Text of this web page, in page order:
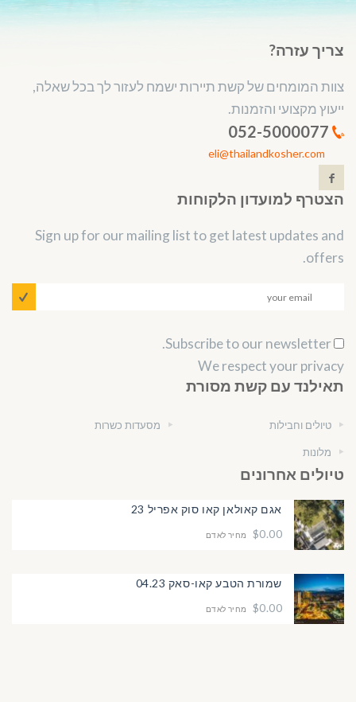
צריך עזרה?
צוות המומחים של קשת תיירות ישמח לעזור לך בכל שאלה,
ייעוץ מקצועי והזמנות.
eli@thailandkosher.com
הצטרף למועדון הלקוחות
Sign up for our mailing list to get latest updates and
offers.
We respect your privacy
תאילנד עם קשת מסורת
טיולים וחבילות
מלונות
מסעדות כשרות
טיולים אחרונים
אגם קאולאן קאו סוק אפריל 23
$0.00
מחיר לאדם
שמורת הטבע קאו-סאק 04.23
$0.00
מחיר לאדם